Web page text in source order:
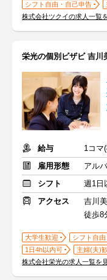
シフト自由・自己申告
株式会社ツクイの求人一覧
栄光の個別ビザビ 吉川
給与
1コマ
雇用形態
アル
シフト
週1日
アクセス
吉川
徒歩8
大学生歓迎 シフト自
1日4h以内可
主婦(夫)
株式会社栄光の求人一覧を